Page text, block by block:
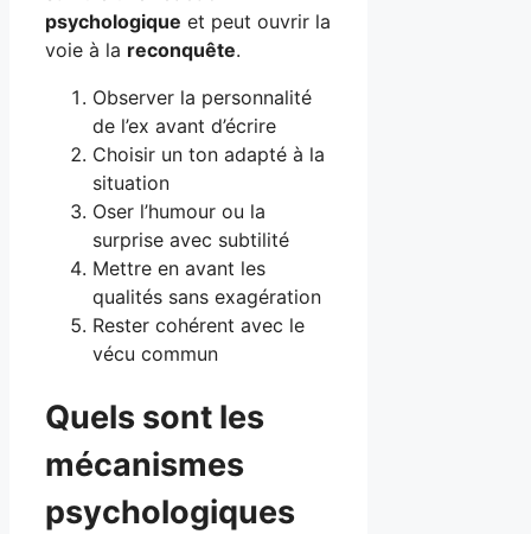
psychologique et peut ouvrir la
voie à la reconquête.
Observer la personnalité
de l’ex avant d’écrire
Choisir un ton adapté à la
situation
Oser l’humour ou la
surprise avec subtilité
Mettre en avant les
qualités sans exagération
Rester cohérent avec le
vécu commun
Quels sont les
mécanismes
psychologiques